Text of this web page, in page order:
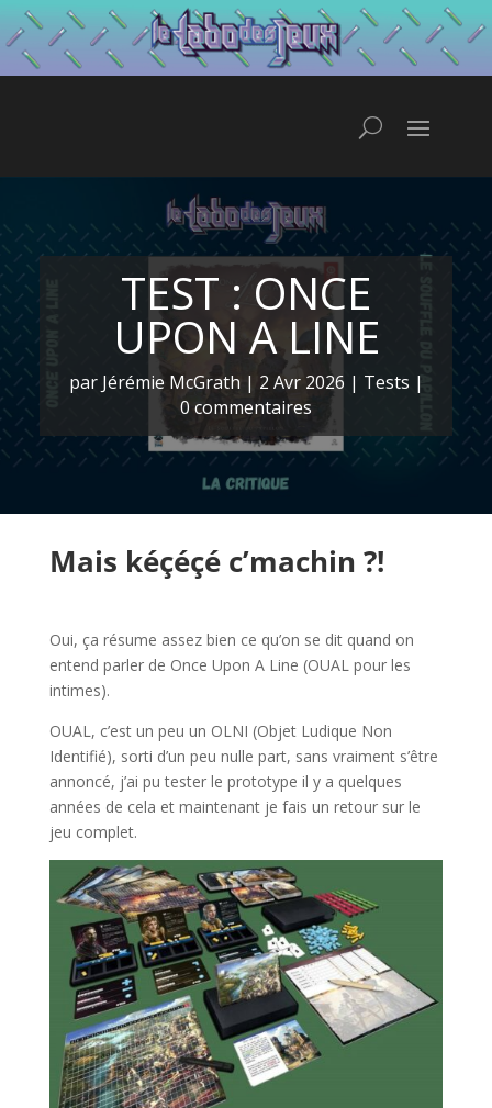
TEST : ONCE
UPON A LINE
par Jérémie McGrath| 2 Avr 2026 | Tests |
0 commentaires
Mais kéçéçé c’machin ?!
Oui, ça résume assez bien ce qu’on se dit quand on
entend parler de Once Upon A Line (OUAL pour les
intimes).
OUAL, c’est un peu un OLNI (Objet Ludique Non
Identifié), sorti d’un peu nulle part, sans vraiment s’être
annoncé, j’ai pu tester le prototype il y a quelques
années de cela et maintenant je fais un retour sur le
jeu complet.